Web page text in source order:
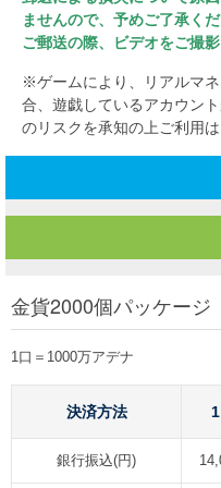
ませんので、予めご了承くだ
ご郵送の際、ビデオをご撮
※ゲームにより、リアルマ
合、遊戯しているアカウン
のリスクを承知の上ご利用
金貨2000個パッケージ
1口＝1000万アデナ
決済方法
銀行振込(円)